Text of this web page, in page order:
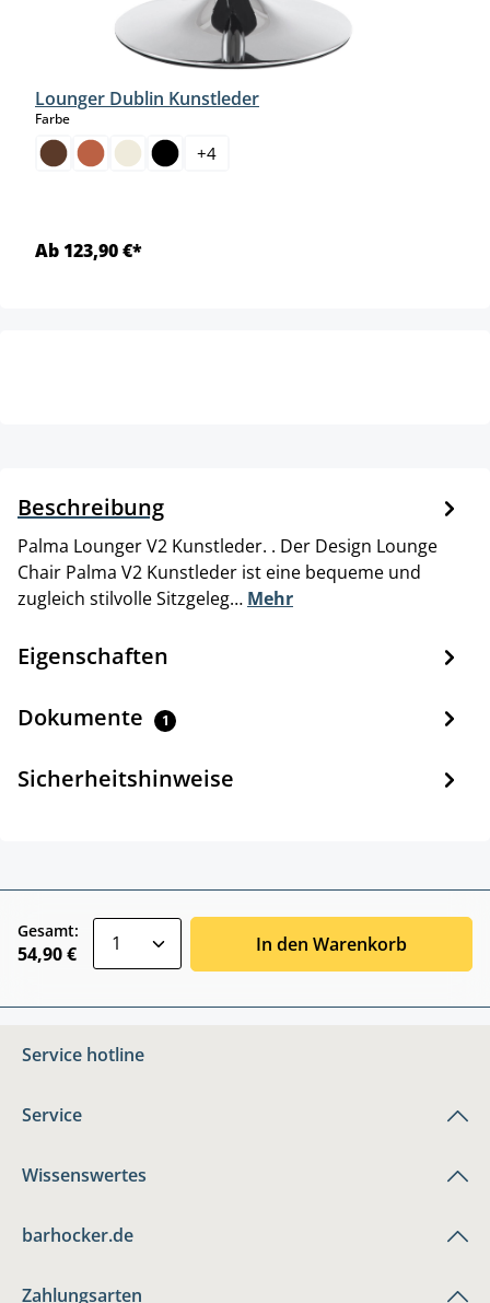
Lounger Dublin Kunstleder
Farbeauswählen
+4
Ab 123,90 €*
Beschreibung
Palma Lounger V2 Kunstleder. . Der Design Lounge
Chair Palma V2 Kunstleder ist eine bequeme und
zugleich stilvolle Sitzgeleg… Mehr
Eigenschaften
Dokumente 1
Sicherheitshinweise
Gesamt:
54,90 € In den Warenkorb
Service hotline
Service
Wissenswertes
barhocker.de
Zahlungsarten